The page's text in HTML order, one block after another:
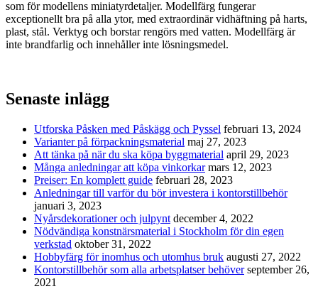
som för modellens miniatyrdetaljer. Modellfärg fungerar
exceptionellt bra på alla ytor, med extraordinär vidhäftning på harts,
plast, stål. Verktyg och borstar rengörs med vatten. Modellfärg är
inte brandfarlig och innehåller inte lösningsmedel.
Senaste inlägg
Utforska Påsken med Påskägg och Pyssel februari 13, 2024
Varianter på förpackningsmaterial maj 27, 2023
Att tänka på när du ska köpa byggmaterial april 29, 2023
Många anledningar att köpa vinkorkar mars 12, 2023
Preiser: En komplett guide februari 28, 2023
Anledningar till varför du bör investera i kontorstillbehör
januari 3, 2023
Nyårsdekorationer och julpynt december 4, 2022
Nödvändiga konstnärsmaterial i Stockholm för din egen
verkstad oktober 31, 2022
Hobbyfärg för inomhus och utomhus bruk augusti 27, 2022
Kontorstillbehör som alla arbetsplatser behöver september 26,
2021